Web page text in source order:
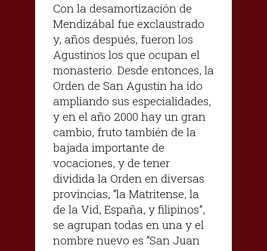
Con la desamortización de
Mendizábal fue exclaustrado
y, años después, fueron los
Agustinos los que ocupan el
monasterio. Desde entonces, la
Orden de San Agustín ha ido
ampliando sus especialidades,
y en el año 2000 hay un gran
cambio, fruto también de la
bajada importante de
vocaciones, y de tener
dividida la Orden en diversas
provincias, “la Matritense, la
de la Vid, España, y filipinos”,
se agrupan todas en una y el
nombre nuevo es “San Juan